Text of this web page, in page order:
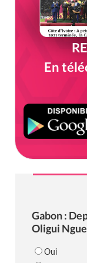
En
Gabon :
Oligui
Oui